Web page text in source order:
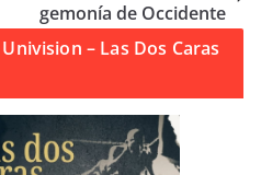
gemonía de Occidente
Univision – Las Dos Caras